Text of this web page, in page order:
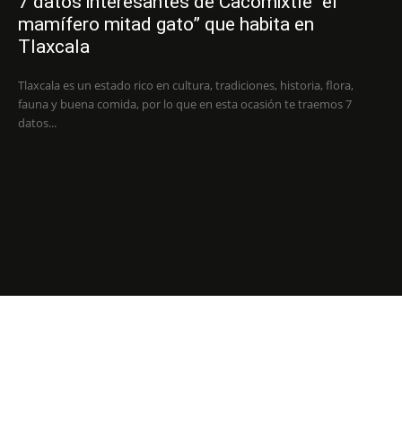
mamífero mitad gato” que habita en
Tlaxcala
Tlaxcala es un estado rico en cultura, tradiciones, historia, flora,
fauna y buena comida, por lo que en esta ocasión te traemos 7
datos...